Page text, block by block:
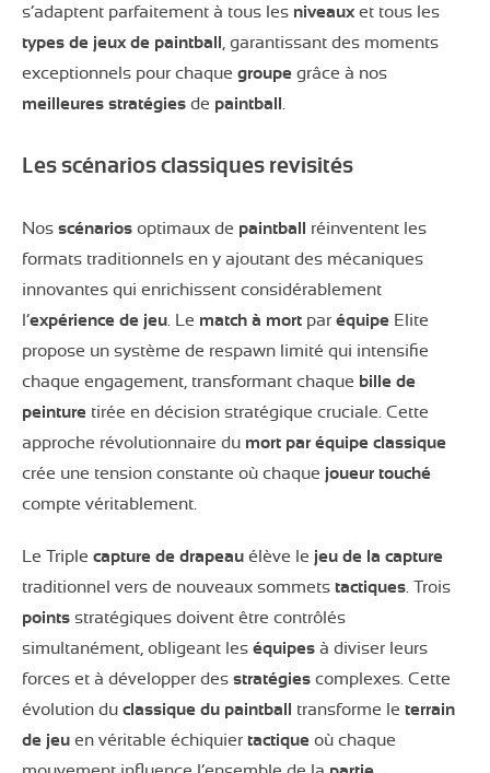
s’adaptent parfaitement à tous les niveaux et tous les
types de jeux de paintball , garantissant des moments
exceptionnels pour chaque groupe grâce à nos
meilleures stratégies de paintball
Les scénarios classiques revisités
Nos scénarios optimaux de paintball réinventent les
formats traditionnels en y ajoutant des mécaniques
innovantes qui enrichissent considérablement
l’expérience de jeu . Le match à mort par équipe Elite
propose un système de respawn limité qui intensifie
chaque engagement, transformant chaque bille de
peinture tirée en décision stratégique cruciale. Cette
approche révolutionnaire du mort par équipe classique
crée une tension constante où chaque joueur touché
compte véritablement.
Le Triple capture de drapeau élève le jeu de la capture
traditionnel vers de nouveaux sommets tactiques . Trois
points stratégiques doivent être contrôlés
simultanément, obligeant les équipes à diviser leurs
forces et à développer des stratégies complexes. Cette
évolution du classique du paintball transforme le terrain
de jeu en véritable échiquier tactique où chaque